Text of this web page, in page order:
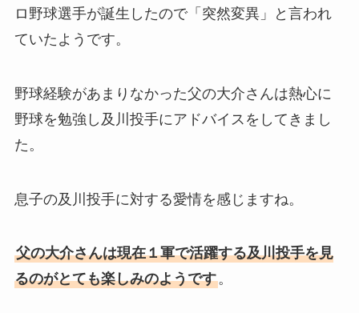
ロ野球選手が誕生したので「突然変異」と言われ
ていたようです。
野球経験があまりなかった父の大介さんは熱心に
野球を勉強し及川投手にアドバイスをしてきまし
た。
息子の及川投手に対する愛情を感じますね。
父の大介さんは現在１軍で活躍する及川投手を見
るのがとても楽しみのようです。